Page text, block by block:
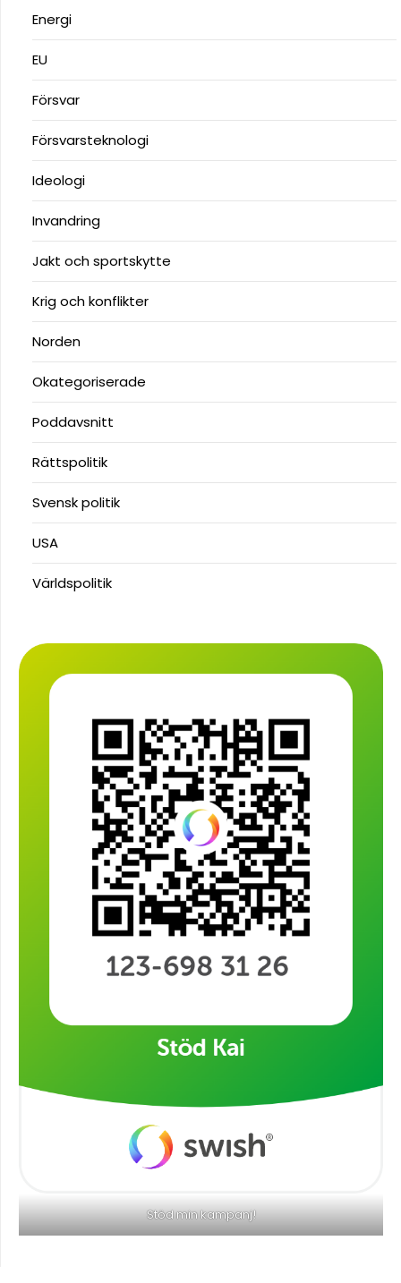
Energi
EU
Försvar
Försvarsteknologi
Ideologi
Invandring
Jakt och sportskytte
Krig och konflikter
Norden
Okategoriserade
Poddavsnitt
Rättspolitik
Svensk politik
USA
Världspolitik
Stöd min kampanj!